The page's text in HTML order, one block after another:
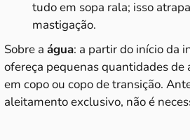
tudo em sopa rala; isso
mastigação.
Sobre a água: a partir do início da
ofereça pequenas quantidades de
em copo ou copo de transição.
aleitamento exclusivo, não é